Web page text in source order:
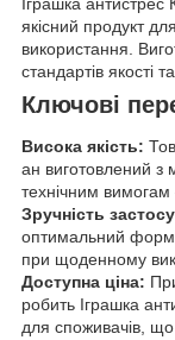
якісний продукт
використання.
стандартів якості
Ключові
Висока якість:
ан виготовлений з
технічним
Зручність
оптимальний
при щоденному
Доступна ціна:
робить Іграшка
для споживачів, що